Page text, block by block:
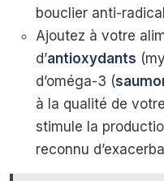
bouclier anti-
Ajoutez à votre
d’antioxydants
d’oméga-3 (
à la qualité de
stimule la
reconnu